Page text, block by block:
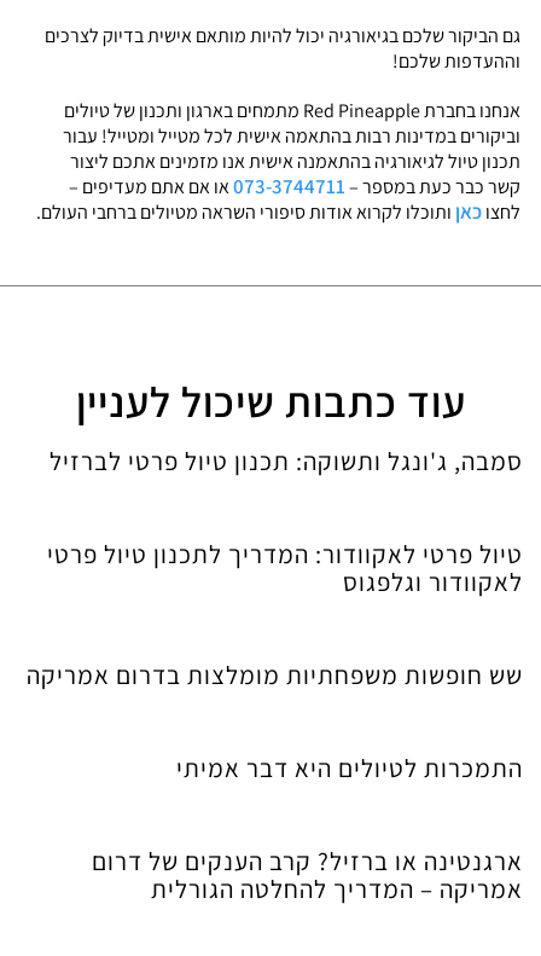
גם הביקור שלכם בגיאורגיה יכול להיות מותאם אישית בדיוק לצרכים
וההעדפות שלכם!
אנחנו בחברת Red Pineapple מתמחים בארגון ותכנון של טיולים
וביקורים במדינות רבות בהתאמה אישית לכל מטייל ומטייל! עבור
תכנון טיול לגיאורגיה בהתאמנה אישית אנו מזמינים אתכם ליצור
קשר כבר כעת במספר –073-3744711או אם אתם מעדיפים –
לחצוכאן ותוכלו לקרוא אודות סיפורי השראה מטיולים ברחבי העולם.
עוד כתבות שיכול לעניין
סמבה, ג'ונגל ותשוקה: תכנון טיול פרטי לברזיל
טיול פרטי לאקוודור: המדריך לתכנון טיול פרטי
לאקוודור וגלפגוס
שש חופשות משפחתיות מומלצות בדרום אמריקה
התמכרות לטיולים היא דבר אמיתי
ארגנטינה או ברזיל? קרב הענקים של דרום
אמריקה – המדריך להחלטה הגורלית